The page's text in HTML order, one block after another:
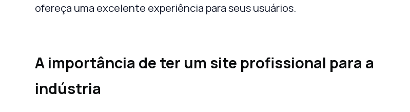
ofereça uma excelente experiência para seus usuários.
A importância de ter um site profissional para a
indústria